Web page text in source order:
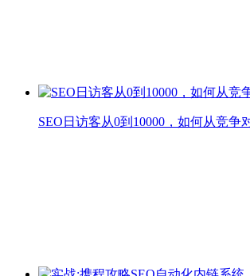
SEO日访客从0到10000，如何从竞争